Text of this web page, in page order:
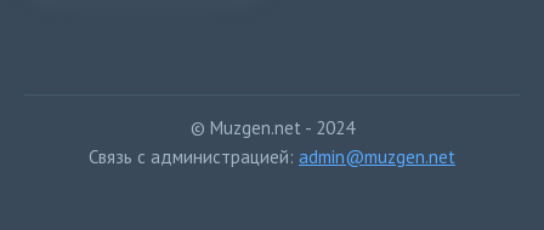
© Muzgen.net - 2024
Связь с администрацией: admin@muzgen.net